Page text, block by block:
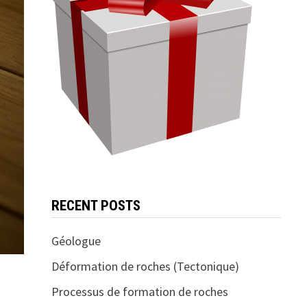
RECENT POSTS
Géologue
Déformation de roches (Tectonique)
Processus de formation de roches